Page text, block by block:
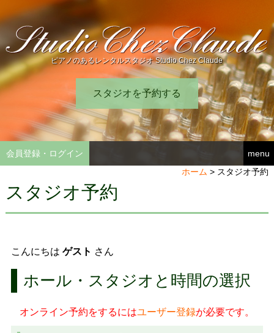
ピアノのあるレンタルスタジオ Studio Chez Claude
スタジオを予約する
会員登録・ログイン
menu
ホーム > スタジオ予約
スタジオ予約
こんにちは ゲスト さん
ホール・スタジオと時間の選択
オンライン予約をするにはユーザー登録が必要です。